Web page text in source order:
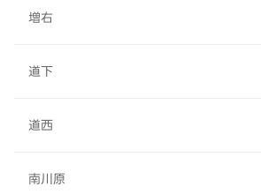
増右
道下
道西
南川原